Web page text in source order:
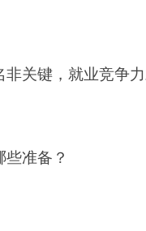
关键，就业竞争
准备？